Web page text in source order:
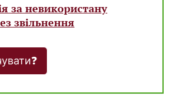
за невикористану
звільнення